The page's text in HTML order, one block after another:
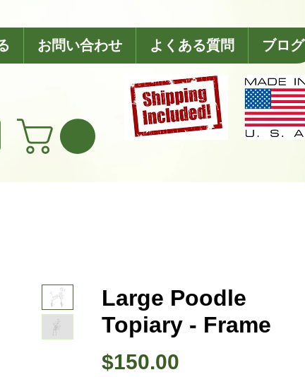
お問い合わせ よくある質問 ブログ
Large Poodle
Topiary - Frame
$150.00